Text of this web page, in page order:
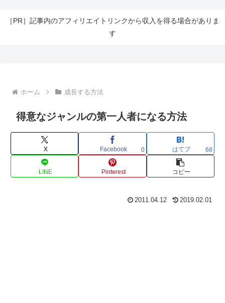
［PR］記事内のアフィリエイトリンクから収入を得る場合がありま
す
ホーム 成長する方法
得意なジャンルの第一人者になる方法
X Facebook 0 はてブ 68
LINE Pinterest コピー
2011.04.12 2019.02.01